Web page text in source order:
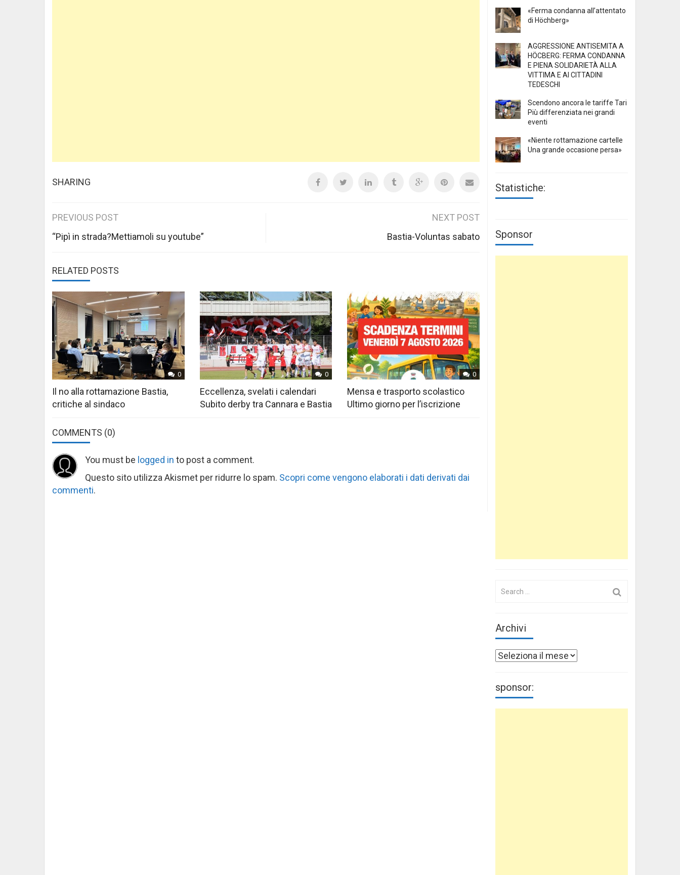
SHARING
Post
navigation
PREVIOUS POST
“Pipì in strada?Mettiamoli su youtube”
NEXT POST
Bastia-Voluntas sabato
RELATED POSTS
0
Il no alla rottamazione Bastia,
critiche al sindaco
0
Eccellenza, svelati i calendari
Subito derby tra Cannara e Bastia
0
Mensa e trasporto scolastico
Ultimo giorno per l’iscrizione
COMMENTS (0)
You must be logged in to post a comment.
Questo sito utilizza Akismet per ridurre lo spam. Scopri come vengono elaborati i dati derivati dai
commenti.
«Ferma condanna all’attentato
di Höchberg»
AGGRESSIONE ANTISEMITA A
HÖCBERG: FERMA CONDANNA
E PIENA SOLIDARIETÀ ALLA
VITTIMA E AI CITTADINI
TEDESCHI
Scendono ancora le tariffe Tari
Più differenziata nei grandi
eventi
«Niente rottamazione cartelle
Una grande occasione persa»
Statistiche:
Sponsor
Archivi
Archivi
sponsor: